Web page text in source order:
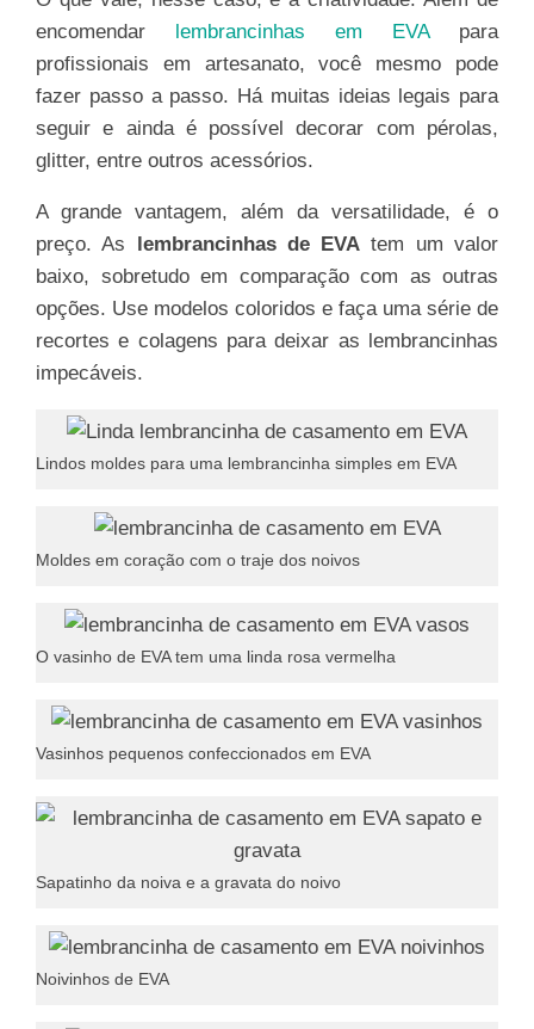
encomendar lembrancinhas em EVApara
profissionais em artesanato, você mesmo pode
fazer passo a passo. Há muitas ideias legais para
seguir e ainda é possível decorar com pérolas,
glitter, entre outros acessórios.
A grande vantagem, além da versatilidade, é o
preço. As
lembrancinhas de EVA tem um valor
baixo, sobretudo em comparação com as outras
opções. Use modelos coloridos e faça uma série de
recortes e colagens para deixar as lembrancinhas
impecáveis.
Lindos moldes para uma lembrancinha simples em EVA
Moldes em coração com o traje dos noivos
O vasinho de EVA tem uma linda rosa vermelha
Vasinhos pequenos confeccionados em EVA
Sapatinho da noiva e a gravata do noivo
Noivinhos de EVA